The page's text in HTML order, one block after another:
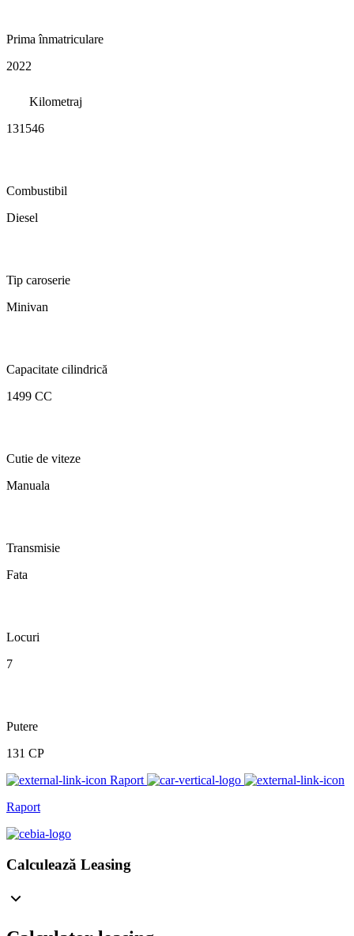
Prima înmatriculare
2022
Kilometraj
131546
Combustibil
Diesel
Tip caroserie
Minivan
Capacitate cilindrică
1499 CC
Cutie de viteze
Manuala
Transmisie
Fata
Locuri
7
Putere
131 CP
Raport
Raport
Calculează Leasing